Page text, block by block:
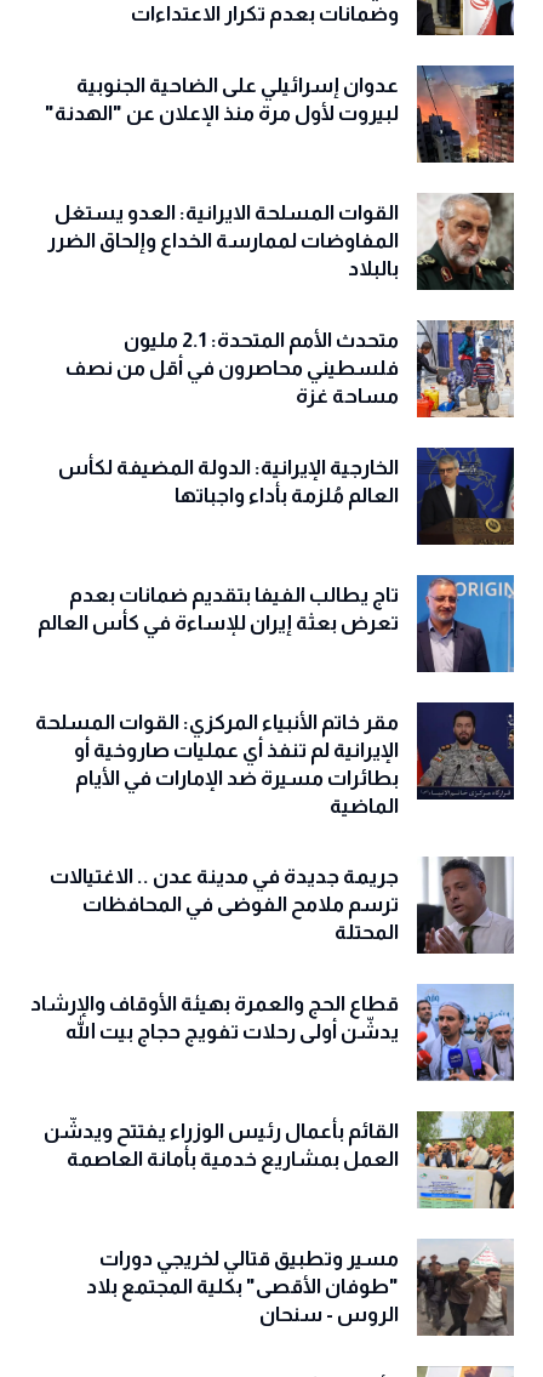
وضمانات بعدم تكرار الاعتداءات
عدوان إسرائيلي على الضاحية الجنوبية
لبيروت لأول مرة منذ الإعلان عن "الهدنة"
القوات المسلحة الايرانية: العدو يستغل
المفاوضات لممارسة الخداع وإلحاق الضرر
بالبلاد
متحدث الأمم المتحدة: 2.1 مليون
فلسطيني محاصرون في أقل من نصف
مساحة غزة
الخارجية الإيرانية: الدولة المضيفة لكأس
العالم مُلزمة بأداء واجباتها
تاج يطالب الفيفا بتقديم ضمانات بعدم
تعرض بعثة إيران للإساءة في كأس العالم
مقر خاتم الأنبياء المركزي: القوات المسلحة
الإيرانية لم تنفذ أي عمليات صاروخية أو
بطائرات مسيرة ضد الإمارات في الأيام
الماضية
جريمة جديدة في مدينة عدن .. الاغتيالات
ترسم ملامح الفوضى في المحافظات
المحتلة
قطاع الحج والعمرة بهيئة الأوقاف والإرشاد
يدشّن أولى رحلات تفويج حجاج بيت الله
القائم بأعمال رئيس الوزراء يفتتح ويدشّن
العمل بمشاريع خدمية بأمانة العاصمة
مسير وتطبيق قتالي لخريجي دورات
"طوفان الأقصى" بكلية المجتمع بلاد
الروس - سنحان